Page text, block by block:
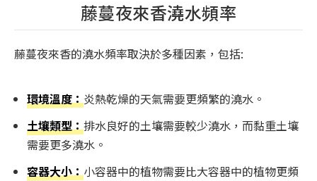
藤蔓夜來香澆水頻率
藤蔓夜來香的澆水頻率取決於多種因素，包括:
環境溫度： 炎熱乾燥的天氣需要更頻繁的澆水。
土壤類型：排水良好的土壤需要較少澆水，而黏重土壤
需要更多澆水。
容器大小：小容器中的植物需要比大容器中的植物更頻